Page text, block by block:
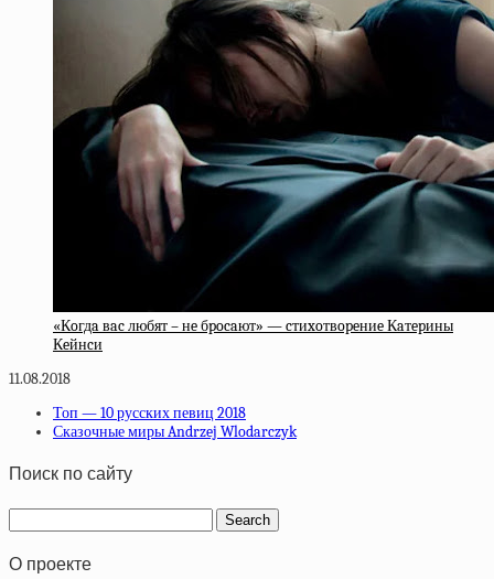
«Кoгдa вac любят – нe бpocaют» — cтиxoтвopeниe Кaтepины
Кeйнcи
11.08.2018
Топ — 10 русских певиц 2018
Сказочные миры Andrzej Wlodarczyk
Поиск по сайту
О проекте